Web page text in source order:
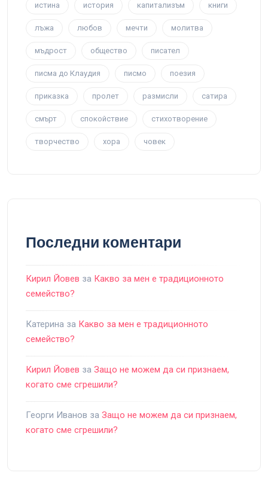
истина история капитализъм книги
лъжа любов мечти молитва
мъдрост общество писател
писма до Клаудия писмо поезия
приказка пролет размисли сатира
смърт спокойствие стихотворение
творчество хора човек
Последни коментари
Кирил Йовев за Какво за мен е традиционното
семейство?
Катерина за Какво за мен е традиционното
семейство?
Кирил Йовев за Защо не можем да си признаем,
когато сме сгрешили?
Георги Иванов за Защо не можем да си признаем,
когато сме сгрешили?